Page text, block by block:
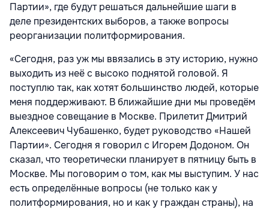
Партии», где будут решаться дальнейшие шаги в
деле президентских выборов, а также вопросы
реорганизации политформирования.
«Сегодня, раз уж мы ввязались в эту историю, нужно
выходить из неё с высоко поднятой головой. Я
поступлю так, как хотят большинство людей, которые
меня поддерживают. В ближайшие дни мы проведём
выездное совещание в Москве. Прилетит Дмитрий
Алексеевич Чубашенко, будет руководство «Нашей
Партии». Сегодня я говорил с Игорем Додоном. Он
сказал, что теоретически планирует в пятницу быть в
Москве. Мы поговорим о том, как мы выступим. У нас
есть определённые вопросы (не только как у
политформирования, но и как у граждан страны), на